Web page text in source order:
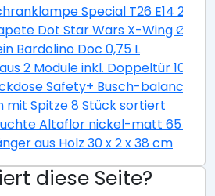
Special T26 E14
Dot Star Wars X-Wing Ø
Bardolino Doc 0,75 L
2 Module inkl. Doppeltür 10,5
Safety+ Busch-balance® SI,
mit Spitze 8 Stück sortiert
Altaflor nickel-matt 65 x
aus Holz 30 x 2 x 38 cm
diese Seite?